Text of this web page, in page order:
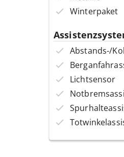
Winterpaket
Abstands-/
Lichtsensor